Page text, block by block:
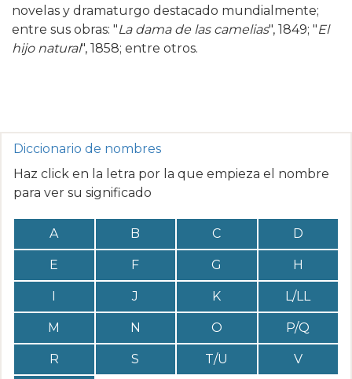
novelas y dramaturgo destacado mundialmente;
entre sus obras: "La dama de las camelias", 1849; "El
hijo natural", 1858; entre otros.
Diccionario de nombres
Haz click en la letra por la que empieza el nombre
para ver su significado
A B C D
E F G H
I J K L/LL
M N O P/Q
R S T/U V